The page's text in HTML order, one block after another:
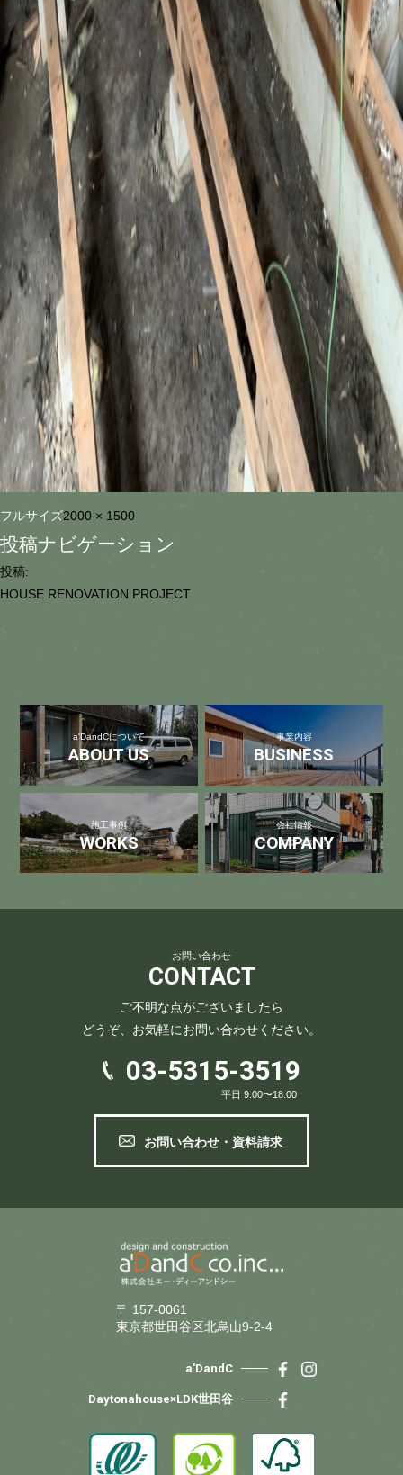
フルサイズ2000 × 1500
投稿ナビゲーション
投稿:
HOUSE RENOVATION PROJECT
a'DandCについて
ABOUT US
事業内容
BUSINESS
施工事例
WORKS
会社情報
COMPANY
お問い合わせ
CONTACT
ご不明な点がございましたら
どうぞ、お気軽にお問い合わせください。
03-5315-3519
平日 9:00〜18:00
お問い合わせ・資料請求
〒 157-0061
東京都世田谷区北烏山9-2-4
a'DandC
Daytonahouse×LDK世田谷